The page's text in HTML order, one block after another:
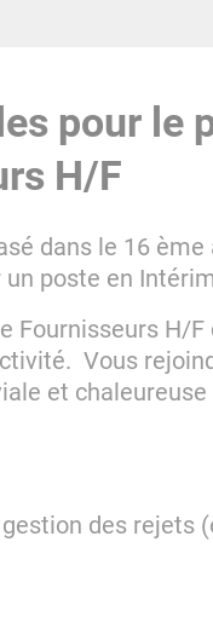
pour le
H/F
dans le 16
un poste en
Fournisseurs H/
Vous
et
des rejets